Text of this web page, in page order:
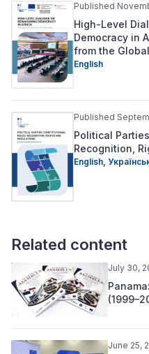
Published
High-Level
Democracy in
from the
English
Published
Political
Recognition,
English,
Related content
July 30,
June 25,